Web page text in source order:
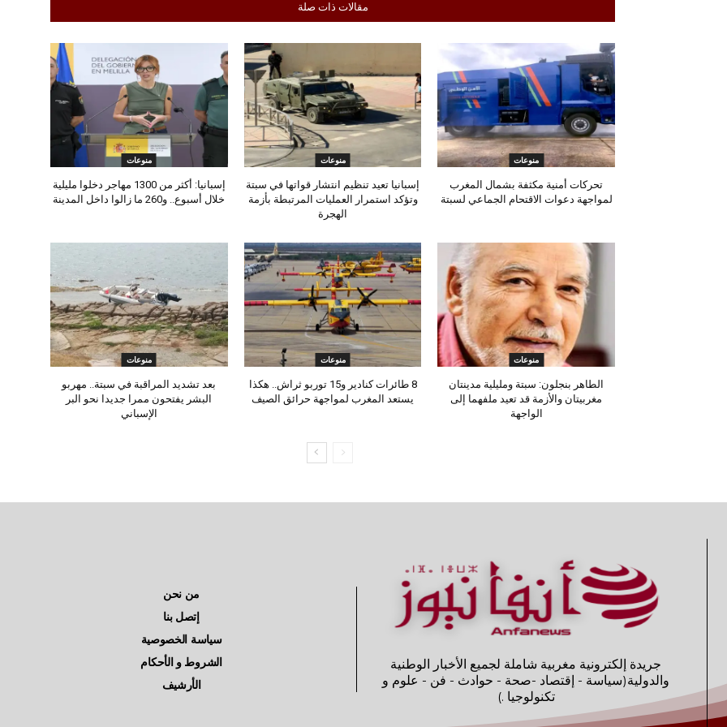
مقالات ذات صلة
منوعات
تحركات أمنية مكثفة بشمال المغرب
لمواجهة دعوات الاقتحام الجماعي لسبتة
منوعات
إسبانيا تعيد تنظيم انتشار قواتها في سبتة
وتؤكد استمرار العمليات المرتبطة بأزمة
الهجرة
منوعات
إسبانيا: أكثر من 1300 مهاجر دخلوا مليلية
خلال أسبوع.. و260 ما زالوا داخل المدينة
منوعات
الطاهر بنجلون: سبتة ومليلية مدينتان
مغربيتان والأزمة قد تعيد ملفهما إلى
الواجهة
منوعات
8 طائرات كنادير و15 توربو ثراش.. هكذا
يستعد المغرب لمواجهة حرائق الصيف
منوعات
بعد تشديد المراقبة في سبتة.. مهربو
البشر يفتحون ممرا جديدا نحو البر
الإسباني
جريدة إلكترونية مغربية شاملة لجميع الأخبار الوطنية
والدولية(سياسة - إقتصاد -صحة - حوادث - فن - علوم و
تكنولوجيا .)
من نحن
إتصل بنا
سياسة الخصوصية
الشروط و الأحكام
الأرشيف